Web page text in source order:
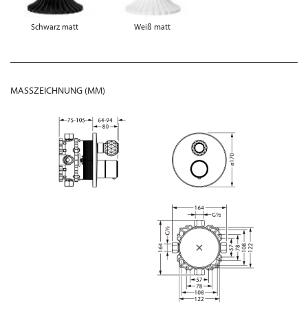
Schwarz matt Weiß matt
MASSZEICHNUNG (MM)